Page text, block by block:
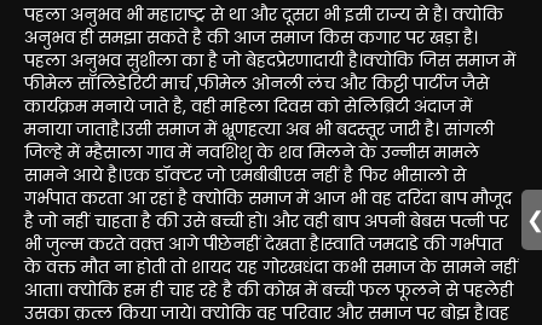
पहला अनुभव भी महाराष्ट्र से था और दूसरा भी इसी राज्य से है। क्योकि
अनुभव ही समझा सकते है की आज समाज किस कगार पर खड़ा है।
पहला अनुभव सुशीला का है जो बेहदप्रेरणादायी है।क्योकि जिस समाज में
फीमेल सॉलिडेरिटी मार्च ,फीमेल ओनली लंच और किट्टी पार्टीज जैसे
कार्यक्रम मनाये जाते है, वही महिला दिवस को सेलिब्रिटी अंदाज में
मनाया जाताहै।उसी समाज में भ्रूणहत्या अब भी बदस्तूर जारी है। सांगली
जिल्हे में म्हैसाला गाव में नवशिशु के शव मिलने के उन्नीस मामले
सामने आये है।एक डॉक्टर जो एमबीबीएस नहीं है फिर भीसालो से
गर्भपात करता आ रहां है क्योकि समाज में आज भी वह दरिंदा बाप मौजूद
है जो नहीं चाहता है की उसे बच्ची हो। और वही बाप अपनी बेबस पत्नी पर
भी जुल्म करते वक़्त आगे पीछेनहीं देखता है।स्वाति जमदाडे की गर्भपात
के वक्त मौत ना होती तो शायद यह गोरखधंदा कभी समाज के सामने नहीं
आता। क्योकि हम ही चाह रहे है की कोख में बच्ची फल फूलने से पहलेही
उसका क़त्ल किया जाये। क्योकि वह परिवार और समाज पर बोझ है।वह